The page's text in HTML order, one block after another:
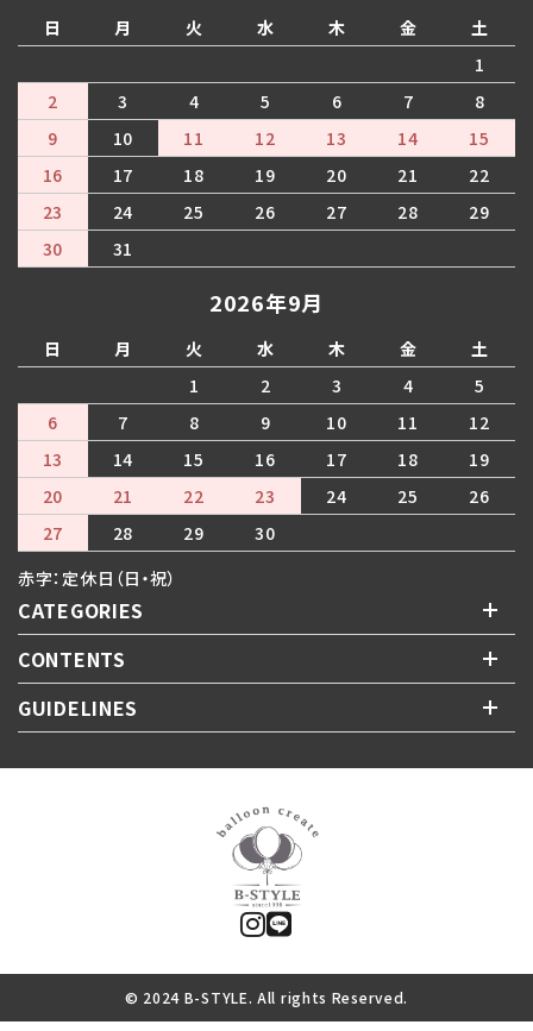
日 月 火 水 木 金
土
1
2
3 4 5 6 7
8
9
10 11 12 13 14
15
16
17 18 19 20 21
22
23
24 25 26 27 28
29
30
31
2026年9月
日 月 火 水 木 金
土
1
2 3 4
5
6
7 8 9 10 11
12
13
14 15 16 17 18
19
20
21 22 23 24 25
26
27
28 29
30
赤字：定休日（日・祝）
CATEGORIES
CONTENTS
GUIDELINES
© 2024 B-STYLE. All rights Reserved.